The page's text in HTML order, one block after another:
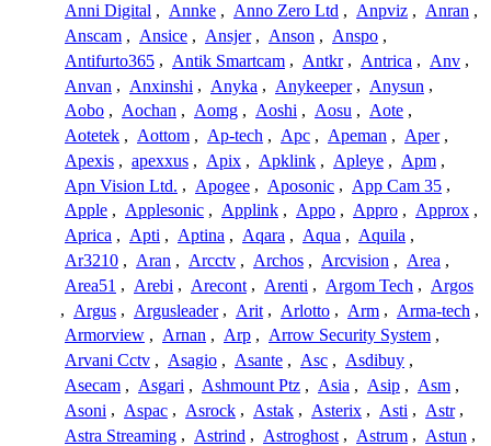
Anni Digital , Annke , Anno Zero Ltd , Anpviz , Anran ,
Anscam , Ansice , Ansjer , Anson , Anspo ,
Antifurto365 , Antik Smartcam , Antkr , Antrica , Anv ,
Anvan , Anxinshi , Anyka , Anykeeper , Anysun ,
Aobo , Aochan , Aomg , Aoshi , Aosu , Aote ,
Aotetek , Aottom , Ap-tech , Apc , Apeman , Aper ,
Apexis , apexxus , Apix , Apklink , Apleye , Apm ,
Apn Vision Ltd. , Apogee , Aposonic , App Cam 35 ,
Apple , Applesonic , Applink , Appo , Appro , Approx ,
Aprica , Apti , Aptina , Aqara , Aqua , Aquila ,
Ar3210 , Aran , Arcctv , Archos , Arcvision , Area ,
Area51 , Arebi , Arecont , Arenti , Argom Tech , Argos
, Argus , Argusleader , Arit , Arlotto , Arm , Arma-tech ,
Armorview , Arnan , Arp , Arrow Security System ,
Arvani Cctv , Asagio , Asante , Asc , Asdibuy ,
Asecam , Asgari , Ashmount Ptz , Asia , Asip , Asm ,
Asoni , Aspac , Asrock , Astak , Asterix , Asti , Astr ,
Astra Streaming , Astrind , Astroghost , Astrum , Astun ,